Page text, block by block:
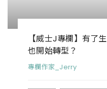
【威士J專欄】有了
也開始轉型？
專欄作家_Jerry